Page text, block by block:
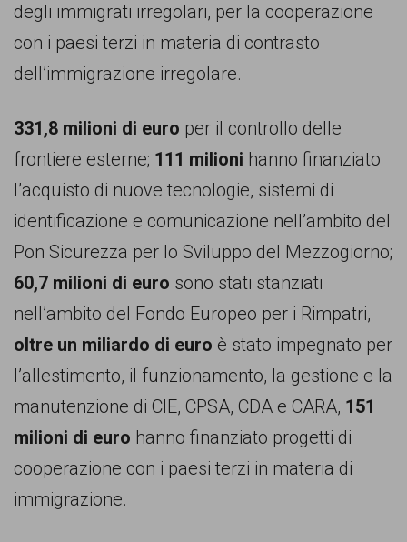
degli immigrati irregolari, per la cooperazione
con i paesi terzi in materia di contrasto
dell’immigrazione irregolare.
331,8 milioni di euro per il controllo delle
frontiere esterne; 111 milioni hanno finanziato
l’acquisto di nuove tecnologie, sistemi di
identificazione e comunicazione nell’ambito del
Pon Sicurezza per lo Sviluppo del Mezzogiorno;
60,7 milioni di euro sono stati stanziati
nell’ambito del Fondo Europeo per i Rimpatri,
oltre un miliardo di euro è stato impegnato per
l’allestimento, il funzionamento, la gestione e la
manutenzione di CIE, CPSA, CDA e CARA, 151
milioni di euro hanno finanziato progetti di
cooperazione con i paesi terzi in materia di
immigrazione.